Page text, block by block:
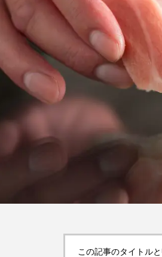
ら伸びるおすすめFC10選
2026.07.30
この記事のタイトル